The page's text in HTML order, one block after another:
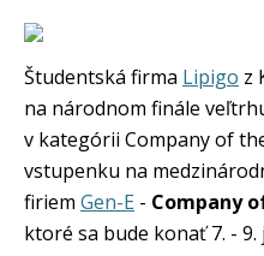
Študentská firma Lipigo z
na národnom finále
v kategórii Company of
vstupenku na
firiem Gen-E - Company
ktoré sa bude konať 7. - 9.